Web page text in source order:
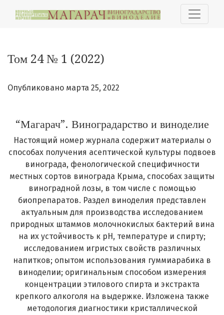
Том 24 № 1 (2022): “Магарач”. Виноградарство и
Том 24 № 1 (2022)
Опубликовано марта 25, 2022
“Магарач”. Виноградарство и виноделие
Настоящий номер журнала содержит материалы о
способах получения асептической культуры подвоев
винограда, фенологической специфичности
местных сортов винограда Крыма, способах защиты
виноградной лозы, в том числе с помощью
биопрепаратов. Раздел виноделия представлен
актуальным для производства исследованием
природных штаммов молочнокислых бактерий вина
на их устойчивость к рН, температуре и спирту;
исследованием игристых свойств различных
напитков; опытом использования гуммиарабика в
виноделии; оригинальным способом измерения
концентрации этилового спирта и экстракта
крепкого алкоголя на выдержке. Изложена также
методология диагностики кристаллической